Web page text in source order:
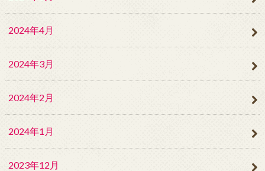
2024年4月
2024年3月
2024年2月
2024年1月
2023年12月